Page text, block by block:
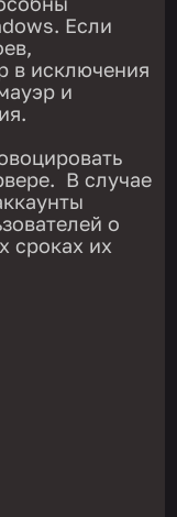
Если
в исключения
и
В случае
о
сроках их